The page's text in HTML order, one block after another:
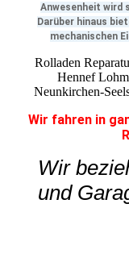
Anwesenheit wird
Darüber hinaus
mechanischen
Rolladen
Hennef
Neunkirchen-
Wir fahren in
Wir
und